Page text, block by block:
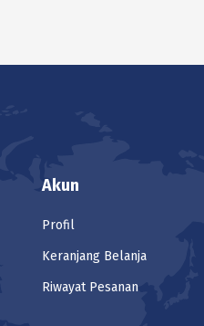
Akun
Profil
Keranjang Belanja
Riwayat Pesanan